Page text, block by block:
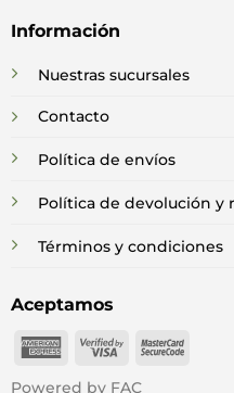
Información
Nuestras sucursales
Contacto
Política de envíos
Política de devolución y
Términos y condiciones
Aceptamos
American
Visa
Powered by FAC